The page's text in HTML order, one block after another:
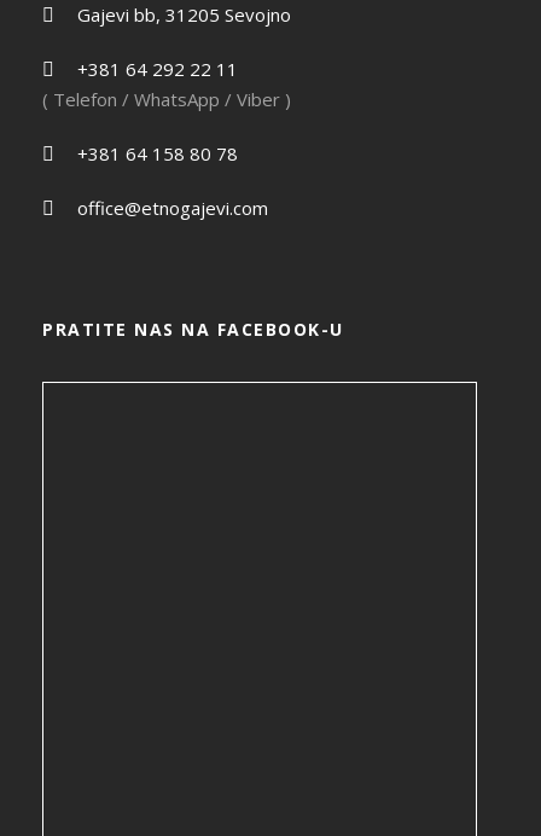
Gajevi bb, 31205 Sevojno
+381 64 292 22 11
( Telefon / WhatsApp / Viber )
+381 64 158 80 78
office@etnogajevi.com
PRATITE NAS NA FACEBOOK-U